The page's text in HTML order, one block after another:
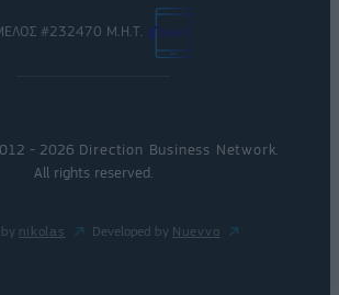
#232470 Μ.Η.Τ.
- 2026 Direction Business Network.
All rights reserved.
nikolas Developed by Nuevvo